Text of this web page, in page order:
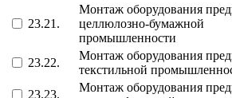
23.21.
Монтаж оборудования
целлюлозно-бумажной
промышленности
23.22.
Монтаж оборудования
текстильной
23.23.
Монтаж оборудования